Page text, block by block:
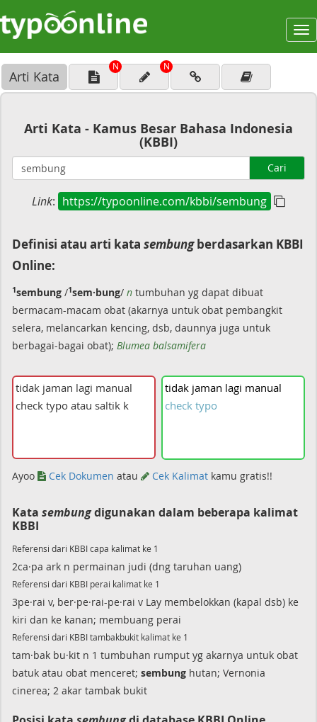
Arti Kata
N N
Arti Kata - Kamus Besar Bahasa Indonesia
(KBBI)
Cari
Link: https://typoonline.com/kbbi/sembung
Definisi atau arti kata sembungberdasarkan KBBI
Online:
1sembung /1sem·bung/ n tumbuhan yg dapat dibuat
bermacam-macam obat (akarnya untuk obat pembangkit
selera, melancarkan kencing, dsb, daunnya juga untuk
berbagai-bagai obat); Blumea balsamifera
tidak jaman lagi manual
check typo
Ayoo Cek Dokumen atau Cek Kalimat kamu gratis!!
Kata sembungdigunakan dalam beberapa kalimat
KBBI
Referensi dari KBBI capa kalimat ke 1
2ca·pa ark n permainan judi (dng taruhan uang)
Referensi dari KBBI perai kalimat ke 1
3pe·rai v, ber·pe·rai-pe·rai v Lay membelokkan (kapal dsb) ke
kiri dan ke kanan; membuang perai
Referensi dari KBBI tambakbukit kalimat ke 1
tam·bak bu·kit n 1 tumbuhan rumput yg akarnya untuk obat
batuk atau obat menceret; sembung hutan; Vernonia
cinerea; 2 akar tambak bukit